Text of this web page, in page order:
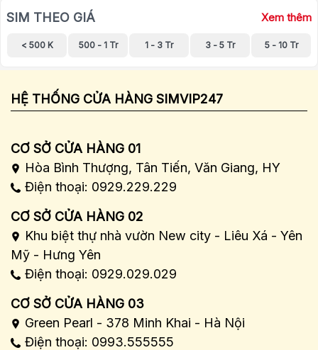
SIM THEO GIÁ Xem thêm
< 500 K 500 - 1 Tr 1 - 3 Tr 3 - 5 Tr 5 - 10 Tr
HỆ THỐNG CỬA HÀNG SIMVIP247
CƠ SỞ CỬA HÀNG 01
Hòa Bình Thượng, Tân Tiến, Văn Giang, HY
Điện thoại: 0929.229.229
CƠ SỞ CỬA HÀNG 02
Khu biệt thự nhà vườn New city - Liêu Xá - Yên
Mỹ - Hưng Yên
Điện thoại: 0929.029.029
CƠ SỞ CỬA HÀNG 03
Green Pearl - 378 Minh Khai - Hà Nội
Điện thoại: 0993.555555